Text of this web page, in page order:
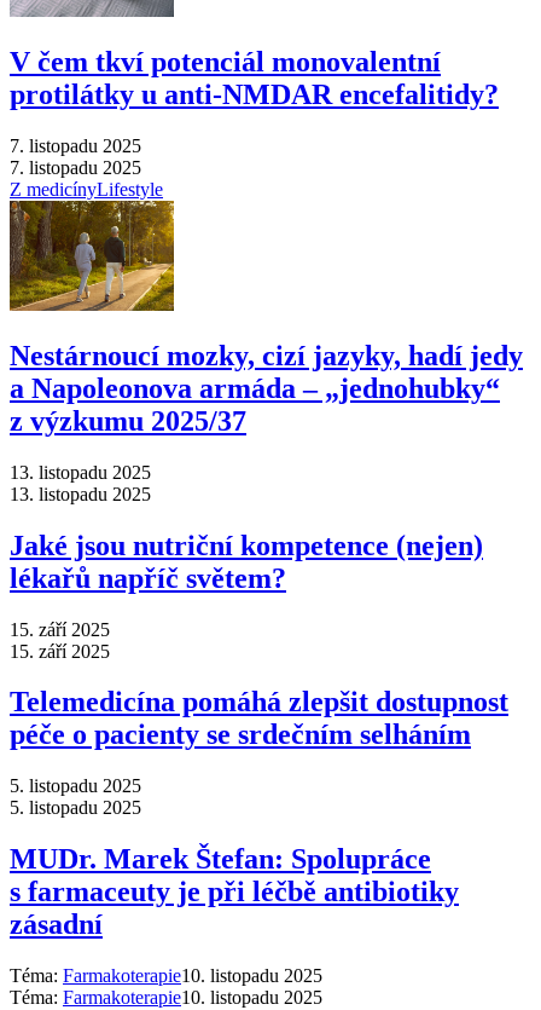
V čem tkví potenciál monovalentní
protilátky u anti-NMDAR encefalitidy?
7. listopadu 2025
7. listopadu 2025
Z medicínyLifestyle
Nestárnoucí mozky, cizí jazyky, hadí jedy
a Napoleonova armáda –⁠ „jednohubky“
z výzkumu 2025/37
13. listopadu 2025
13. listopadu 2025
Jaké jsou nutriční kompetence (nejen)
lékařů napříč světem?
15. září 2025
15. září 2025
Telemedicína pomáhá zlepšit dostupnost
péče o pacienty se srdečním selháním
5. listopadu 2025
5. listopadu 2025
MUDr. Marek Štefan: Spolupráce
s farmaceuty je při léčbě antibiotiky
zásadní
Téma: Farmakoterapie10. listopadu 2025
Téma: Farmakoterapie10. listopadu 2025